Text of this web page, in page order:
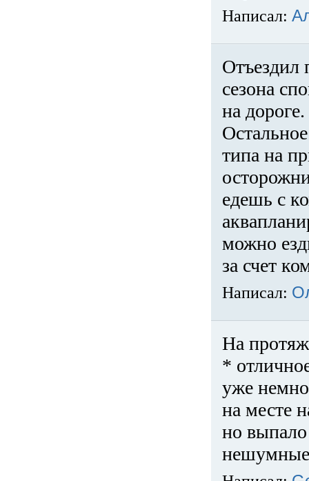
Написал:
Отъездил
сезона
на
типа на
едешь с
можно
за счет
Написал:
На
*
уже
на месте
но
нешумные